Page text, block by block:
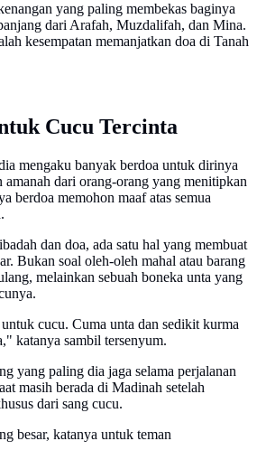
yang paling membekas baginya
dari Arafah, Muzdalifah, dan Mina.
kesempatan memanjatkan doa di Tanah
Cucu Tercinta
mengaku banyak berdoa untuk dirinya
amanah dari orang-orang yang menitipkan
berdoa memohon maaf atas semua
dan doa, ada satu hal yang membuat
Bukan soal oleh-oleh mahal atau barang
melainkan sebuah boneka unta yang
cucu. Cuma unta dan sedikit kurma
katanya sambil tersenyum.
yang paling dia jaga selama perjalanan
masih berada di Madinah setelah
dari sang cucu.
besar, katanya untuk teman